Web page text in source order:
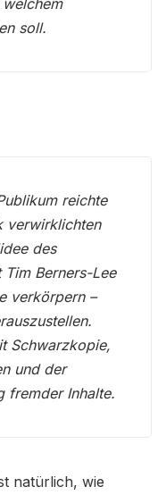
soll.
reichte
verwirklichten
des
Berners-Lee
verkörpern –
Schwarzkopie,
und der
fremder Inhalte.
natürlich, wie